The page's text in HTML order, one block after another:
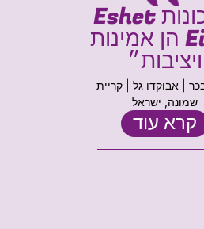
״מכונות Eshet
Eilon הן אמינות
ויציבות״
| אבוקדו גל | קריית
שמונה, ישראל
קרא עוד